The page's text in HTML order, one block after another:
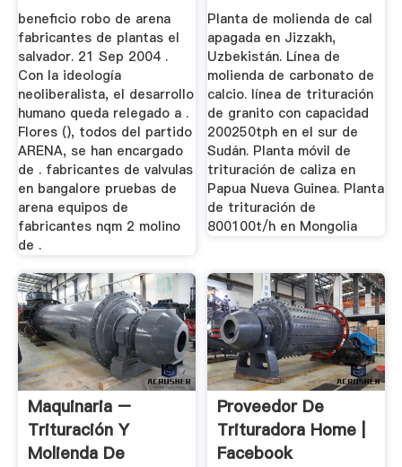
beneficio robo de arena
fabricantes de plantas el
salvador. 21 Sep 2004 .
Con la ideología
neoliberalista, el desarrollo
humano queda relegado a .
Flores (), todos del partido
ARENA, se han encargado
de . fabricantes de valvulas
en bangalore pruebas de
arena equipos de
fabricantes nqm 2 molino
de .
Planta de molienda de cal
apagada en Jizzakh,
Uzbekistán. Línea de
molienda de carbonato de
calcio. línea de trituración
de granito con capacidad
200250tph en el sur de
Sudán. Planta móvil de
trituración de caliza en
Papua Nueva Guinea. Planta
de trituración de
800100t/h en Mongolia
Maquinaria –
Trituración Y
Molienda De
Proveedor De
Trituradora Home |
Facebook